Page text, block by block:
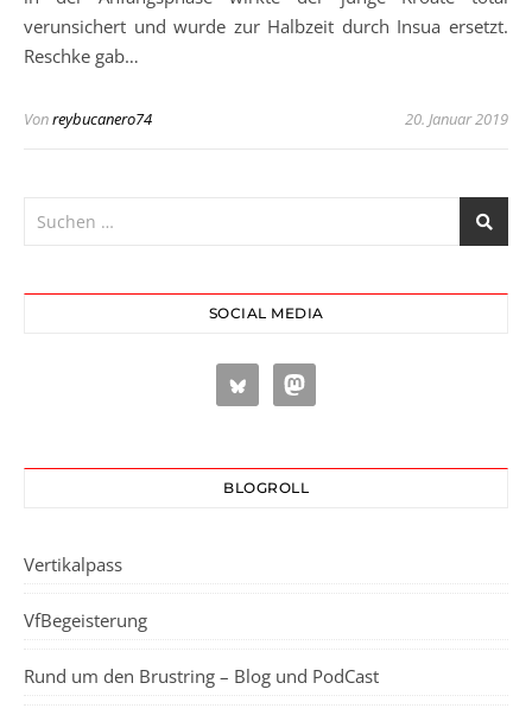
verunsichert und wurde zur Halbzeit durch Insua ersetzt.
Reschke gab…
Vonreybucanero74 20. Januar 2019
SOCIAL MEDIA
BLOGROLL
Vertikalpass
VfBegeisterung
Rund um den Brustring – Blog und PodCast